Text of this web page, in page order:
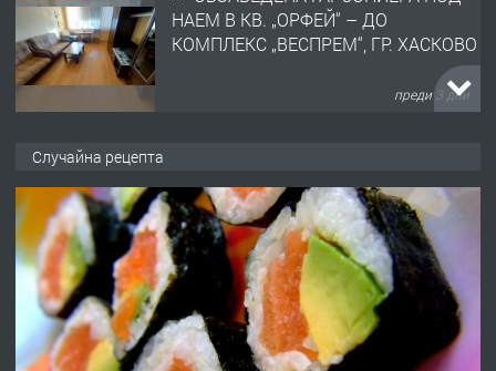
ОБОРУДВАН ТРИСТАЕН
АПАРТАМЕНТ В ЦЕНТЪРА НА ГР.
преди 4 дни
преди 4 дни
ПРЕДЛАГА
№4120 Магазин/Офис под наем в кв.
Любен Каравелов, Хасково-близо до
градската градина!
Случайна рецепта